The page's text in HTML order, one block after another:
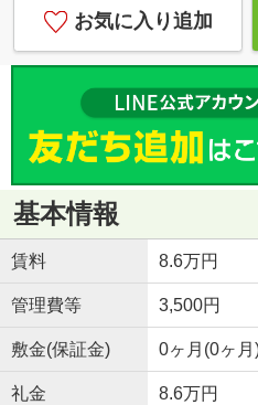
お気に入り追加
基本情報
賃料 8.6万円
管理費等 3,500円
敷金(保証金) 0ヶ月(0ヶ月
礼金 8.6万円